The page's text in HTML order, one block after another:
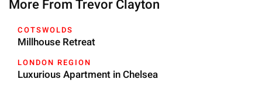
More From Trevor Clayton
COTSWOLDS
Millhouse Retreat
LONDON REGION
Luxurious Apartment in Chelsea